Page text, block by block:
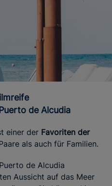
de Alcudia
einer der Favoriten der
als auch für Familien.
de Alcudia
Aussicht auf das Meer